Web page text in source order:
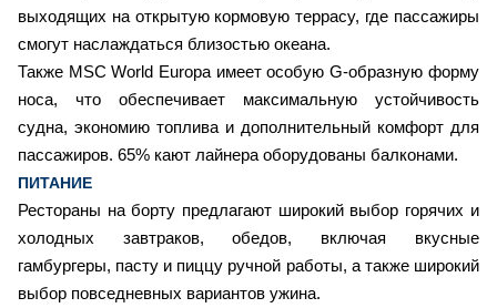
выходящих на открытую кормовую террасу, где пассажиры
смогут наслаждаться близостью океана.
Также MSC World Europa имеет особую G-образную форму
носа, что обеспечивает максимальную устойчивость
судна, экономию топлива и дополнительный комфорт для
пассажиров. 65% кают лайнера оборудованы балконами.
ПИТАНИЕ
Рестораны на борту предлагают широкий выбор горячих и
холодных завтраков, обедов, включая вкусные
гамбургеры, пасту и пиццу ручной работы, а также широкий
выбор повседневных вариантов ужина.